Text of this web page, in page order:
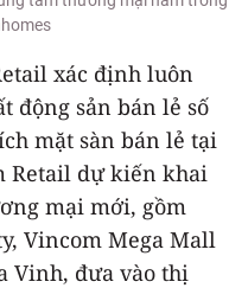
xác định luôn
động sản bán lẻ số
mặt sàn bán lẻ tại
Retail dự kiến khai
mại mới, gồm
Vincom Mega Mall
Vinh, đưa vào thị